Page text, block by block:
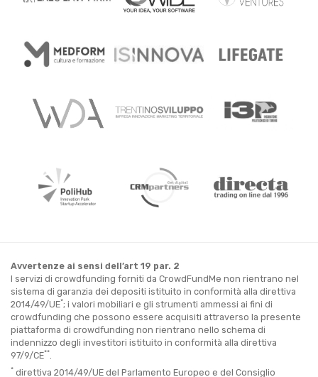
Avvertenze ai sensi dell’art 19 par. 2
I servizi di crowdfunding forniti da CrowdFundMe non rientrano nel
sistema di garanzia dei depositi istituito in conformità alla direttiva
2014/49/UE*; i valori mobiliari e gli strumenti ammessi ai fini di
crowdfunding che possono essere acquisiti attraverso la presente
piattaforma di crowdfunding non rientrano nello schema di
indennizzo degli investitori istituito in conformità alla direttiva
97/9/CE**
* direttiva 2014/49/UE del Parlamento Europeo e del Consiglio